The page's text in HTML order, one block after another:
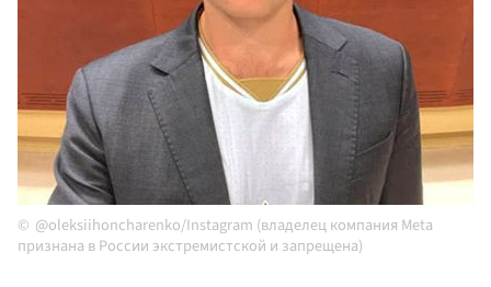
@oleksiihoncharenko/Instagram (владелец компания Meta
признана в России экстремистской и запрещена)